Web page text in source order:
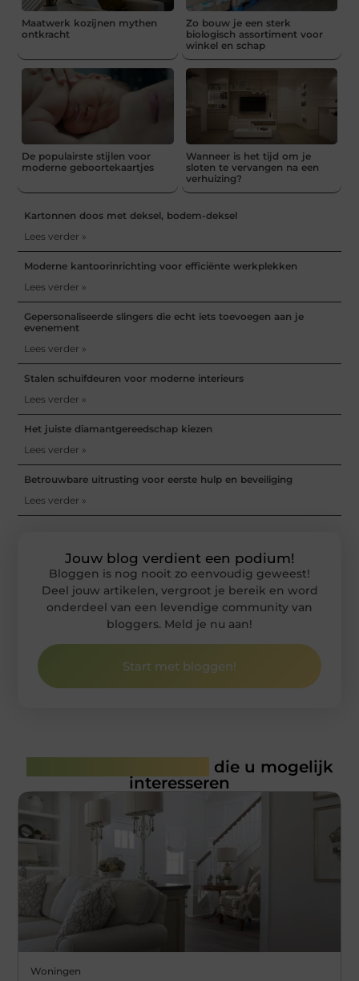
Maatwerk kozijnen mythen
ontkracht
Zo bouw je een sterk
biologisch assortiment voor
winkel en schap
De populairste stijlen voor
moderne geboortekaartjes
Wanneer is het tijd om je
sloten te vervangen na een
verhuizing?
Kartonnen doos met deksel, bodem-deksel
Lees verder »
Moderne kantoorinrichting voor efficiënte werkplekken
Lees verder »
Gepersonaliseerde slingers die echt iets toevoegen aan je
evenement
Lees verder »
Stalen schuifdeuren voor moderne interieurs
Lees verder »
Het juiste diamantgereedschap kiezen
Lees verder »
Betrouwbare uitrusting voor eerste hulp en beveiliging
Lees verder »
Jouw blog verdient een podium!
Bloggen is nog nooit zo eenvoudig geweest!
Deel jouw artikelen, vergroot je bereik en word
onderdeel van een levendige community van
bloggers. Meld je nu aan!
Start met bloggen!
die u mogelijk
interesseren
Woningen